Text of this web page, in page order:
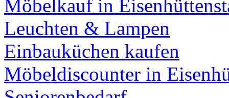
Möbelkauf in
Leuchten & Lampen
Einbauküchen kaufen
Möbeldiscounter in